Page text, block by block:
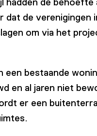
dat de verenigingen
om via het
bestaande
en al jaren niet
er een